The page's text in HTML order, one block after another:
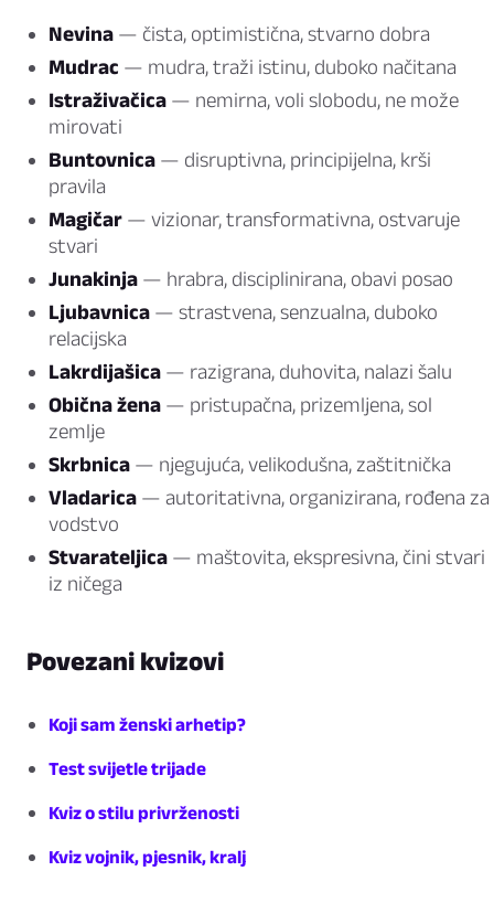
Nevina — čista, optimistična, stvarno dobra
Mudrac — mudra, traži istinu, duboko načitana
Istraživačica — nemirna, voli slobodu, ne može
mirovati
Buntovnica — disruptivna, principijelna, krši
pravila
Magičar — vizionar, transformativna, ostvaruje
stvari
Junakinja — hrabra, disciplinirana, obavi posao
Ljubavnica — strastvena, senzualna, duboko
relacijska
Lakrdijašica — razigrana, duhovita, nalazi šalu
Obična žena — pristupačna, prizemljena, sol
zemlje
Skrbnica — njegujuća, velikodušna, zaštitnička
Vladarica — autoritativna, organizirana, rođena za
vodstvo
Stvarateljica — maštovita, ekspresivna, čini stvari
iz ničega
Povezani kvizovi
Koji sam ženski arhetip?
Test svijetle trijade
Kviz o stilu privrženosti
Kviz vojnik, pjesnik, kralj